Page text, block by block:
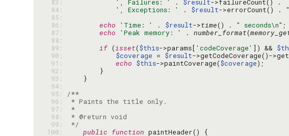
83:
', Failures: ' . $result
84:
', Exceptions: ' . $result->errorCount() .
85:
86:
echo 'Time: ' . $result->time() . " seconds\n"
87:
echo 'Peak memory: ' . number_format(
88:
89:
if (isset($this->params[ 'codeCoverage' ]) &&
90:
$coverage = $result
91:
echo $this->paintCoverage($coverage
92:
93:
94:
95:
96:
97:
98:
99:
*/
100:
public function